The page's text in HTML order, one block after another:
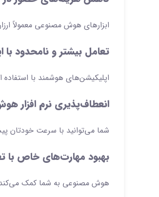
ابزارهای هوش مصنوعی معمولاً
تعامل بیشتر و نامحدود
اپلیکیشن‌های هوشمند با
انعطاف‌پذیری نرم افزار
شما می‌توانید با سرعت خودتان
بهبود مهارت‌های خاص با
هوش مصنوعی به شما کمک می‌کند